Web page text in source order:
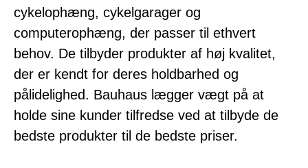
cykelophæng, cykelgarager og
computerophæng, der passer til ethvert
behov. De tilbyder produkter af høj kvalitet,
der er kendt for deres holdbarhed og
pålidelighed. Bauhaus lægger vægt på at
holde sine kunder tilfredse ved at tilbyde de
bedste produkter til de bedste priser.